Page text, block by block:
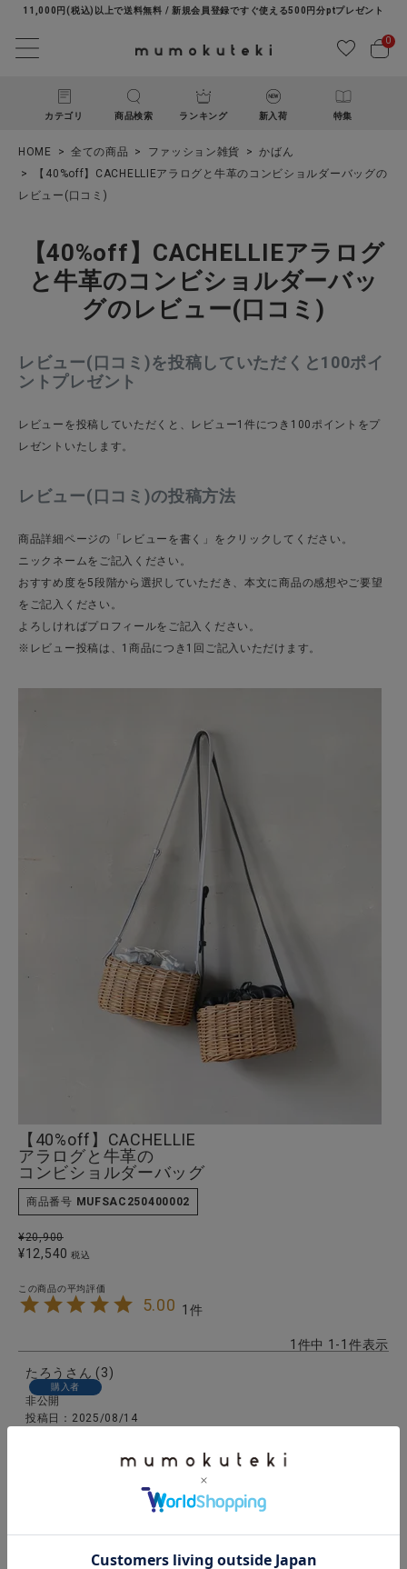
11,000円(税込)以上で送料無料 / 新規会員登録ですぐ使える500円分ptプレゼント
0
カテゴリ 商品検索 ランキング 新入荷 特集
ACCOUNT MENU
ようこそ ゲスト 様
ログイン 新規会員登録
CATEGORY
ナチュラル服
ファッション雑貨
生活雑貨
お問い合わせ
ショップリスト
HOME 全ての商品 ファッション雑貨
かばん
【40%off】CACHELLIEアラログと牛革のコンビショルダーバッグの
レビュー(口コミ)
【40%off】CACHELLIEアラログ
と牛革のコンビショルダーバッ
グのレビュー(口コミ)
レビュー(口コミ)を投稿していただくと100ポイ
ントプレゼント
レビューを投稿していただくと、レビュー1件につき100ポイントをプ
レゼントいたします。
レビュー(口コミ)の投稿方法
商品詳細ページの「レビューを書く」をクリックしてください。
ニックネームをご記入ください。
おすすめ度を5段階から選択していただき、本文に商品の感想やご要望
をご記入ください。
よろしければプロフィールをご記入ください。
※レビュー投稿は、1商品につき1回ご記入いただけます。
【40%off】CACHELLIE
アラログと牛革の
コンビショルダーバッグ
商品番号 MUFSAC250400002
¥20,900
¥12,540 税込
5.00 1
1 件中 1 -1 件表示
たろう
3
購入者
非公開
投稿日
2025/08/14
ブラックを購入しました。
コロンとした形がとてもかわいくて、小さいですがた
くさん入りそうです。
ちょっと高いので実物を見ずに購入するのを迷いまし